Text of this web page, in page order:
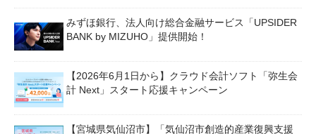
みずほ銀行、法人向け総合金融サービス「UPSIDER
BANK by MIZUHO」提供開始！
【2026年6月1日から】クラウド会計ソフト「弥生会
計 Next」スタート応援キャンペーン
【宮城県気仙沼市】「気仙沼市創造的産業復興支援